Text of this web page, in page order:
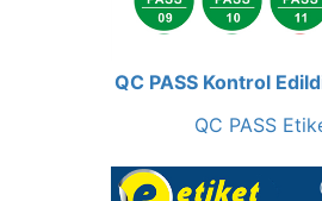
QC PASS Kontrol
QC PASS